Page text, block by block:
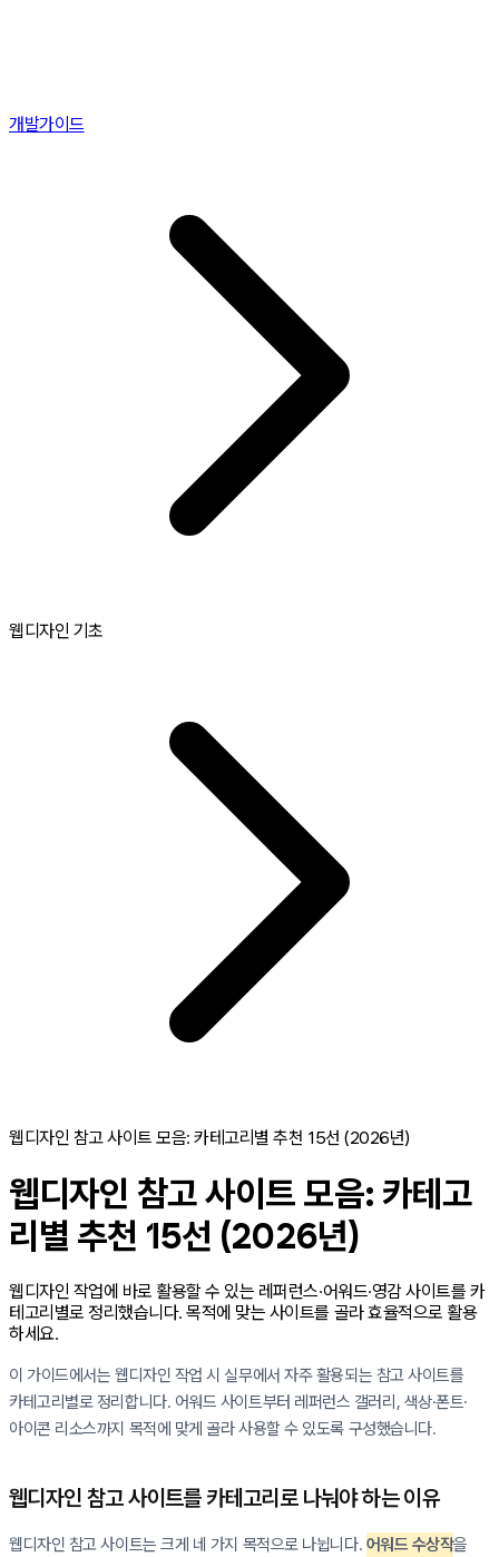
개발가이드
웹디자인 기초
웹디자인 참고 사이트 모음: 카테고리별 추천 15선 (2026년)
웹디자인 참고 사이트 모음: 카테고
리별 추천 15선 (2026년)
웹디자인 작업에 바로 활용할 수 있는 레퍼런스·어워드·영감 사이트를 카
테고리별로 정리했습니다. 목적에 맞는 사이트를 골라 효율적으로 활용
하세요.
이 가이드에서는 웹디자인 작업 시 실무에서 자주 활용되는 참고 사이트를
카테고리별로 정리합니다. 어워드 사이트부터 레퍼런스 갤러리, 색상·폰트·
아이콘 리소스까지 목적에 맞게 골라 사용할 수 있도록 구성했습니다.
웹디자인 참고 사이트를 카테고리로 나눠야 하는 이유
웹디자인 참고 사이트는 크게 네 가지 목적으로 나뉩니다. 어워드 수상작을